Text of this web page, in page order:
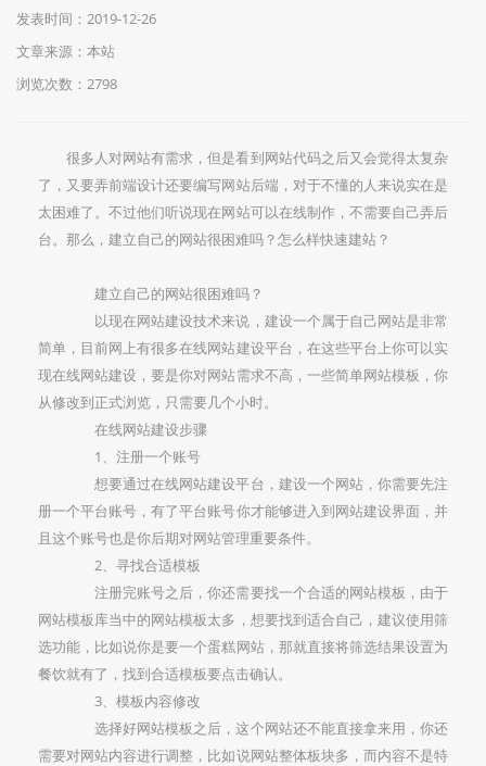
发表时间：2019-12-26
文章来源：本站
浏览次数：2798
很多人对网站有需求，但是看到网站代码之后又会觉得太复杂
了，又要弄前端设计还要编写网站后端，对于不懂的人来说实在是
太困难了。不过他们听说现在网站可以在线制作，不需要自己弄后
台。那么，建立自己的网站很困难吗？怎么样快速建站？
建立自己的网站很困难吗？
以现在网站建设技术来说，建设一个属于自己网站是非常
简单，目前网上有很多在线网站建设平台，在这些平台上你可以实
现在线网站建设，要是你对网站需求不高，一些简单网站模板，你
从修改到正式浏览，只需要几个小时。
在线网站建设步骤
1、注册一个账号
想要通过在线网站建设平台，建设一个网站，你需要先注
册一个平台账号，有了平台账号你才能够进入到网站建设界面，并
且这个账号也是你后期对网站管理重要条件。
2、寻找合适模板
注册完账号之后，你还需要找一个合适的网站模板，由于
网站模板库当中的网站模板太多，想要找到适合自己，建议使用筛
选功能，比如说你是要一个蛋糕网站，那就直接将筛选结果设置为
餐饮就有了，找到合适模板要点击确认。
3、模板内容修改
选择好网站模板之后，这个网站还不能直接拿来用，你还
需要对网站内容进行调整，比如说网站整体板块多，而内容不是特